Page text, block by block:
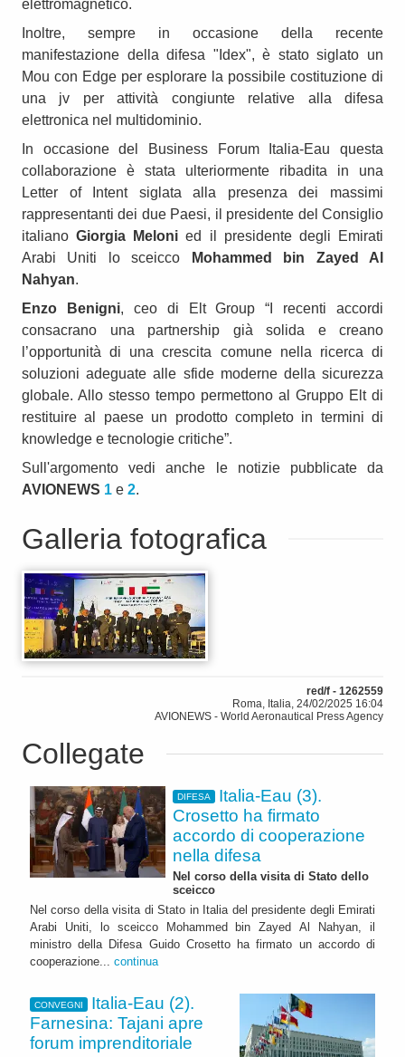
elettromagnetico.
Inoltre, sempre in occasione della recente
manifestazione della difesa "Idex", è stato siglato un
Mou con Edge per esplorare la possibile costituzione di
una jv per attività congiunte relative alla difesa
elettronica nel multidominio.
In occasione del Business Forum Italia-Eau questa
collaborazione è stata ulteriormente ribadita in una
Letter of Intent siglata alla presenza dei massimi
rappresentanti dei due Paesi, il presidente del Consiglio
italianoGiorgia Meloni ed il presidente degli Emirati
Arabi Uniti lo sceicco
Mohammed bin Zayed Al
Nahyan.
Enzo Benigni, ceo di Elt Group “I recenti accordi
consacrano una partnership già solida e creano
l’opportunità di una crescita comune nella ricerca di
soluzioni adeguate alle sfide moderne della sicurezza
globale. Allo stesso tempo permettono al Gruppo Elt di
restituire al paese un prodotto completo in termini di
knowledge e tecnologie critiche”.
Sull'argomento vedi anche le notizie pubblicate da
AVIONEWS 1 e 2.
Galleria fotografica
red/f - 1262559
Roma, Italia, 24/02/2025 16:04
AVIONEWS - World Aeronautical Press Agency
Collegate
DIFESA
Italia-Eau (3).
Crosetto ha firmato
accordo di cooperazione
nella difesa
Nel corso della visita di Stato dello
sceicco
Nel corso della visita di Stato in Italia del presidente degli Emirati
Arabi Uniti, lo sceicco Mohammed bin Zayed Al Nahyan, il
ministro della Difesa Guido Crosetto ha firmato un accordo di
cooperazione... continua
CONVEGNI
Italia-Eau (2).
Farnesina: Tajani apre
forum imprenditoriale